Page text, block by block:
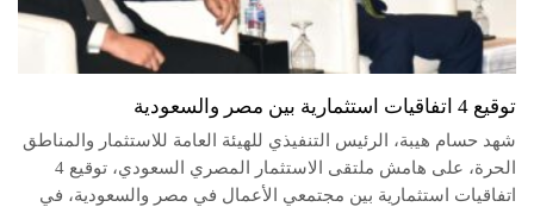
توقيع 4 اتفاقيات استثمارية بين مصر والسعودية
شهد حسام هيبة، الرئيس التنفيذي للهيئة العامة للاستثمار والمناطق
الحرة، على هامش ملتقى الاستثمار المصري السعودي، توقيع 4
اتفاقيات استثمارية بين مجتمعي الأعمال في مصر والسعودية، في